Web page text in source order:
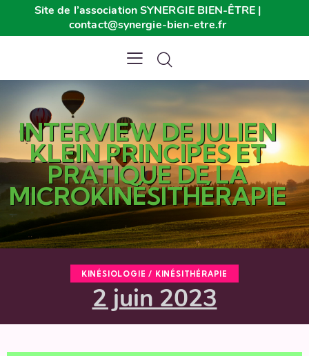
Site de l’association SYNERGIE BIEN-ÊTRE |
contact@synergie-bien-etre.fr
INTERVIEW DE JULIEN
KLEIN PRINCIPES ET
PRATIQUE DE LA
MICROKINÉSITHÉRAPIE
KINÉSIOLOGIE / KINÉSITHÉRAPIE
2 juin 2023